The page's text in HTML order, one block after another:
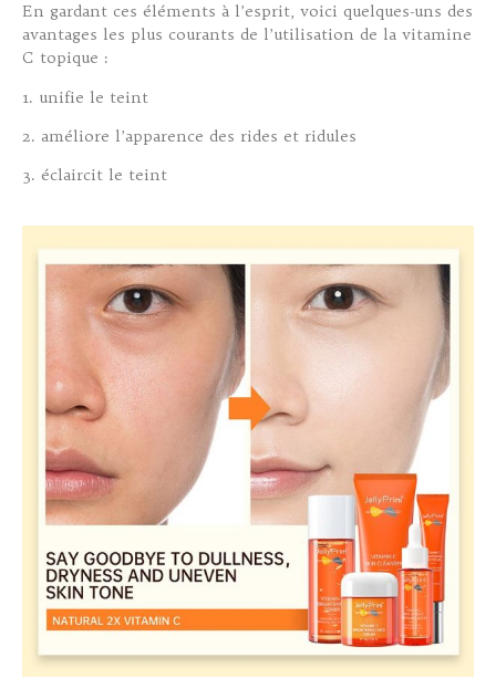
En gardant ces éléments à l’esprit, voici quelques-uns des
avantages les plus courants de l’utilisation de la vitamine
C topique :
1. unifie le teint
2. améliore l’apparence des rides et ridules
3. éclaircit le teint